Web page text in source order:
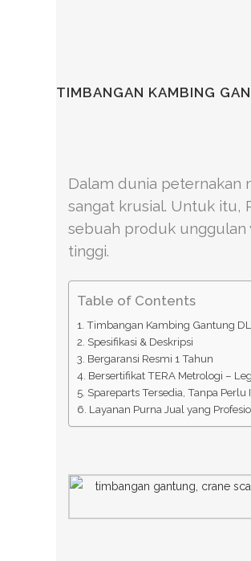
TIMBANGAN KAMBING
Dalam dunia peternakan
sangat krusial. Untuk itu,
sebuah produk
tinggi.
Table of Contents
Timbangan Kambing Gantung
Spesifikasi & Deskripsi
Bergaransi Resmi 1 Tahun
Bersertifikat TERA Metrologi –
Spareparts Tersedia, Tanpa Perlu
Layanan Purna Jual yang